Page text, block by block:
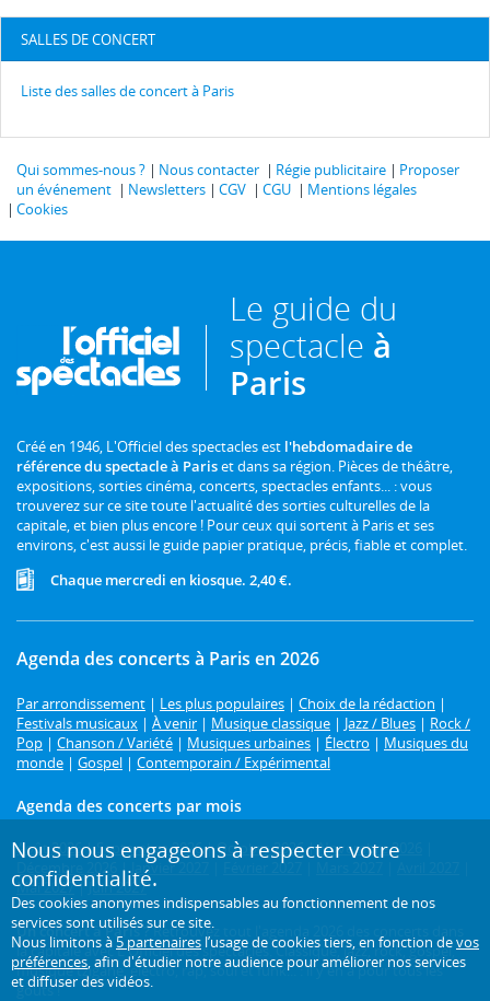
SALLES DE CONCERT
Liste des salles de concert à Paris
Qui sommes-nous ? Nous contacter Régie publicitaire
Proposer
un événement
Newsletters CGV CGU
Mentions légales
Cookies
Le guide du
spectacle à
Paris
Créé en 1946, L'Officiel des spectacles est l'hebdomadaire de
référence du spectacle à Pariset dans sa région. Pièces de théâtre,
expositions, sorties cinéma, concerts, spectacles enfants... : vous
trouverez sur ce site toute l'actualité des sorties culturelles de la
capitale, et bien plus encore ! Pour ceux qui sortent à Paris et ses
environs, c'est aussi le guide papier pratique, précis, fiable et complet.
Chaque mercredi en kiosque. 2,40 €.
Agenda des concerts à Paris en 2026
Par arrondissement | Les plus populaires | Choix de la rédaction |
Festivals musicaux | À venir | Musique classique | Jazz / Blues | Rock /
Pop | Chanson / Variété | Musiques urbaines | Électro | Musiques du
monde | Gospel | Contemporain / Expérimental
Agenda des concerts par mois
Août 2026| Septembre 2026|Octobre 2026|Novembre 2026
Décembre 2026
| Janvier 2027 Février 2027
Mai 2027| Juin 2027
Un concert à Paris ?Retrouvez tout l'agenda 2026 des concerts dans
la capitale avec L'Officiel des spectacles. Classique, jazz, rock, gospel,
musique tzigane, électro, rap, soul et funk... : il y en a pour tous les
goûts !
Nous nous engageons à respecter votre
confidentialité.
Des cookies anonymes indispensables au fonctionnement de nos
services sont utilisés sur ce site.
Nous limitons à 5 partenaires l’usage de cookies tiers, en fonction devos
préférences, afin d'étudier notre audience pour améliorer nos services
et diffuser des vidéos.